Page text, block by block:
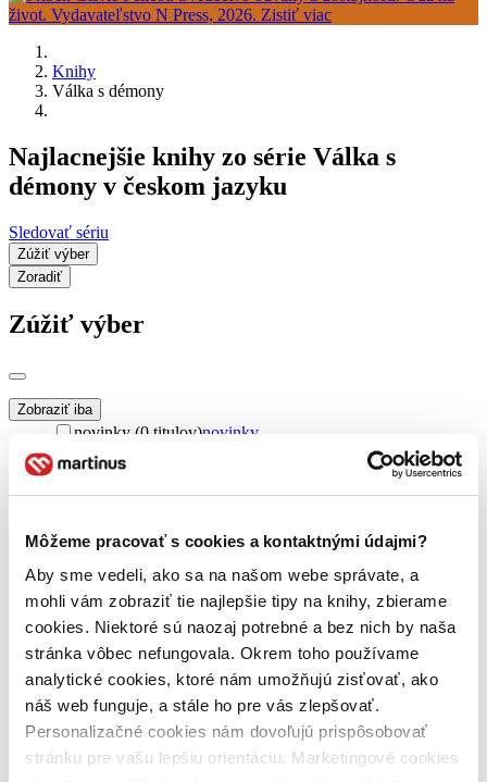
Môžeme pracovať s cookies a kontaktnými údajmi?
Aby sme vedeli, ako sa na našom webe správate, a
mohli vám zobraziť tie najlepšie tipy na knihy, zbierame
cookies. Niektoré sú naozaj potrebné a bez nich by naša
stránka vôbec nefungovala. Okrem toho používame
analytické cookies, ktoré nám umožňujú zisťovať, ako
náš web funguje, a stále ho pre vás zlepšovať.
Personalizačné cookies nám dovoľujú prispôsobovať
stránku pre vašu lepšiu orientáciu. Marketingové cookies
Knihy
Válka s démony
Najlacnejšie knihy zo série Válka s
démony v českom jazyku
Sledovať sériu
Zúžiť výber
Zoradiť
Zúžiť výber
Zobraziť iba
novinky (0 titulov)novinky
zľavnené tituly (0 titulov)
Dostupnosť
predpredaj (0 titulov)predpredaj
dostupná (bez vypredaných) (0 titulov)dostupná (bez
vypredaných)
nová (0 titulov)nová
čítaná (0 titulov)čítaná
čítaná - výborný stav (0 titulov)čítaná - výborný stav
čítaná - mierne opotrebovaná (0 titulov)čítaná - mierne
opotrebovaná
čítané verzie vypredaných kníh (0 titulov)čítané verzie